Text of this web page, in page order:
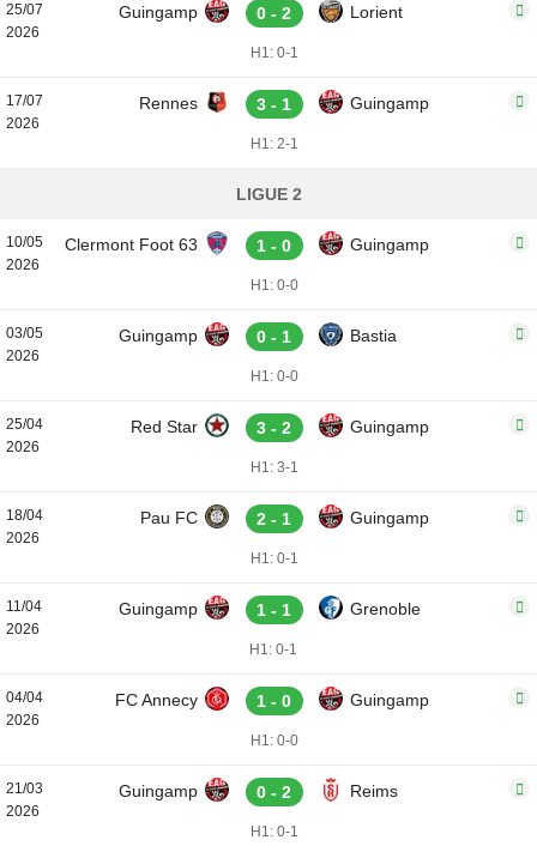
25/07
2026
Guingamp 0 - 2 Lorient
H1: 0-1
17/07
2026
Rennes 3 - 1 Guingamp
H1: 2-1
LIGUE 2
10/05
2026
Clermont Foot 63 1 - 0 Guingamp
H1: 0-0
03/05
2026
Guingamp 0 - 1 Bastia
H1: 0-0
25/04
2026
Red Star 3 - 2 Guingamp
H1: 3-1
18/04
2026
Pau FC 2 - 1 Guingamp
H1: 0-1
11/04
2026
Guingamp 1 - 1 Grenoble
H1: 0-1
04/04
2026
FC Annecy 1 - 0 Guingamp
H1: 0-0
21/03
2026
Guingamp 0 - 2 Reims
H1: 0-1